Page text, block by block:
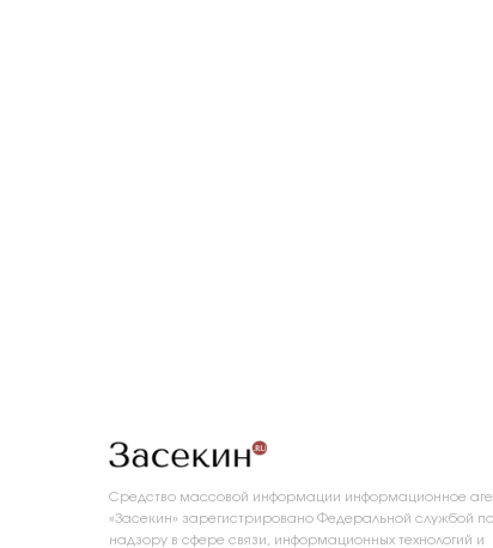
Средство массовой информации информационное
«Засекин» зарегистрировано Федеральной службой по
надзору в сфере связи, информационных технологий и